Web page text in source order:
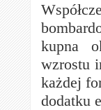
kupna
wzrostu
każdej
dodatku